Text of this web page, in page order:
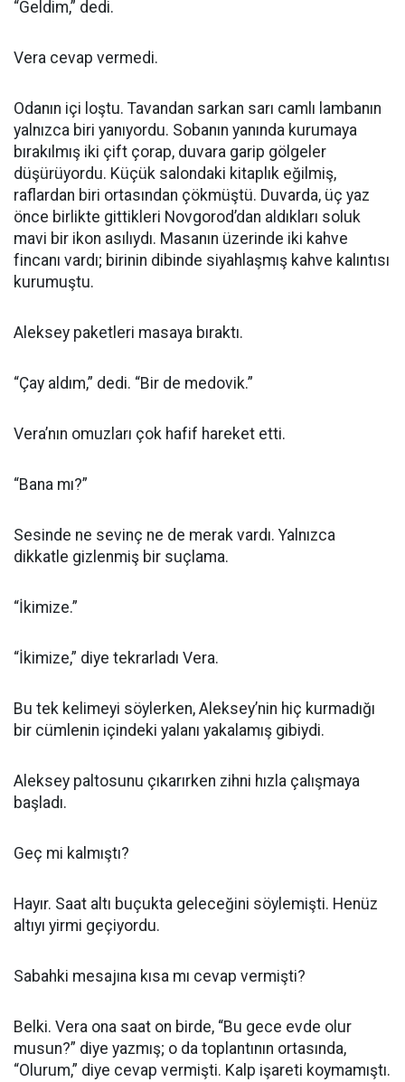
“Geldim,” dedi.
Vera cevap vermedi.
Odanın içi loştu. Tavandan sarkan sarı camlı lambanın
yalnızca biri yanıyordu. Sobanın yanında kurumaya
bırakılmış iki çift çorap, duvara garip gölgeler
düşürüyordu. Küçük salondaki kitaplık eğilmiş,
raflardan biri ortasından çökmüştü. Duvarda, üç yaz
önce birlikte gittikleri Novgorod’dan aldıkları soluk
mavi bir ikon asılıydı. Masanın üzerinde iki kahve
fincanı vardı; birinin dibinde siyahlaşmış kahve kalıntısı
kurumuştu.
Aleksey paketleri masaya bıraktı.
“Çay aldım,” dedi. “Bir de medovik.”
Vera’nın omuzları çok hafif hareket etti.
“Bana mı?”
Sesinde ne sevinç ne de merak vardı. Yalnızca
dikkatle gizlenmiş bir suçlama.
“İkimize.”
“İkimize,” diye tekrarladı Vera.
Bu tek kelimeyi söylerken, Aleksey’nin hiç kurmadığı
bir cümlenin içindeki yalanı yakalamış gibiydi.
Aleksey paltosunu çıkarırken zihni hızla çalışmaya
başladı.
Geç mi kalmıştı?
Hayır. Saat altı buçukta geleceğini söylemişti. Henüz
altıyı yirmi geçiyordu.
Sabahki mesajına kısa mı cevap vermişti?
Belki. Vera ona saat on birde, “Bu gece evde olur
musun?” diye yazmış; o da toplantının ortasında,
“Olurum,” diye cevap vermişti. Kalp işareti koymamıştı.